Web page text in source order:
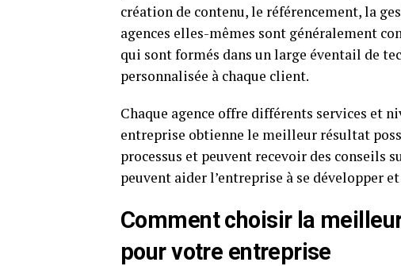
création de contenu, le référencement, la
agences elles-mêmes sont généralement
qui sont formés dans un large éventail de
personnalisée à chaque client.
Chaque agence offre différents services et
entreprise obtienne le meilleur résultat
processus et peuvent recevoir des conseils
peuvent aider l’entreprise à se développer
Comment choisir la
pour votre entreprise